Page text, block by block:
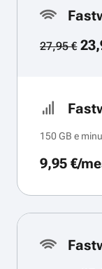
27,95 €
150 GB e
9,95 €/